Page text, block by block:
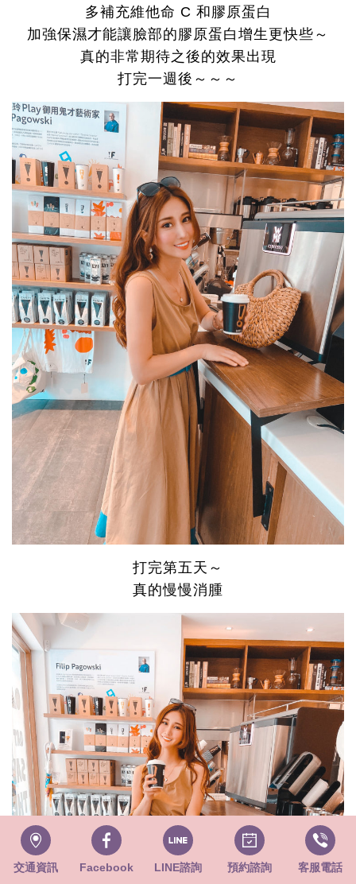
多補充維他命 C 和膠原蛋白
加強保濕才能讓臉部的膠原蛋白增生更快些～
真的非常期待之後的效果出現
打完一週後～～～
打完第五天～
真的慢慢消腫
交通資訊 Facebook LINE諮詢 預約諮詢 客服電話